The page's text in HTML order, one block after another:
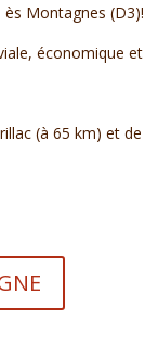
Montagnes (D3)!
économique
(à 65 km) et